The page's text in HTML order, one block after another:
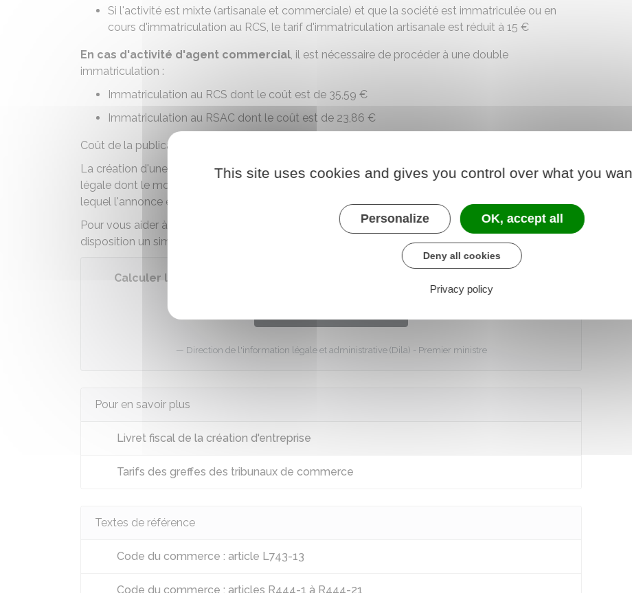
Si l'activité est mixte (artisanale et commerciale) et que la société est immatriculée ou en
cours d'immatriculation au RCS, le tarif d'immatriculation artisanale est réduit à 15 €
En cas d'activité d'agent commercial, il est nécessaire de procéder à une double
immatriculation :
Immatriculation au RCS dont le coût est de 35,59 €
Immatriculation au RSAC dont le coût est de 23,86 €
Coût de la publication d'annonce légale
La création d'une société commerciale nécessite obligatoirement la publication d'une annonce
légale dont le montant varie selon la forme juridique de la société ainsi que le département dans
lequel l'annonce est publiée.
Pour vous aider à trouver le tarif de
publication d'une annonce légale, nous mettons à votre
disposition un simulateur :
Calculer le montant d'une annonce légale
Direction de l'information légale et administrative (Dila) - Premier ministre
Pour en savoir plus
Livret fiscal de la création d'entreprise
Tarifs des greffes des tribunaux de commerce
Textes de référence
Code du commerce : article L743-13
Code du commerce : articles R444-1 à R444-21
This site uses cookies and gives you control over what you
Personalize OK, accept all
Deny all cookies
Privacy policy